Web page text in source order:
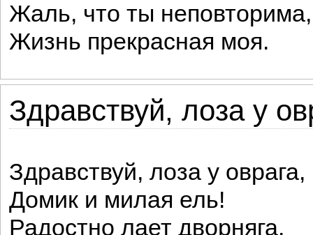
Жаль, что ты неповторима,
Жизнь прекрасная моя.
Здравствуй, лоза у
Здравствуй, лоза у оврага,
Домик и милая ель!
Радостно лает дворняга,